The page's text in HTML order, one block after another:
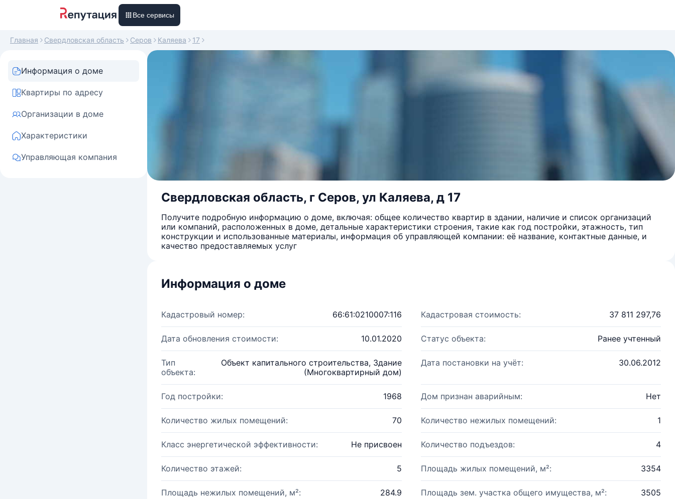
Все сервисы
Главная Свердловская область Серов Каляева 17
Информация о доме
Квартиры по адресу
Организации в доме
Характеристики
Управляющая компания
Свердловская область, г Серов, ул Каляева, д 17
Получите подробную информацию о доме, включая: общее количество квартир в здании, наличие и список организаций
или компаний, расположенных в доме, детальные характеристики строения, такие как год постройки, этажность, тип
конструкции и использованные материалы, информация об управляющей компании: её название, контактные данные, и
качество предоставляемых услуг
Информация о доме
Кадастровый номер: 66:61:0210007:116 Кадастровая стоимость: 37 811 297,76
Дата обновления стоимости: 10.01.2020 Статус объекта: Ранее учтенный
Тип
объекта:
Объект капитального строительства, Здание
(Многоквартирный дом)
Дата постановки на учёт: 30.06.2012
Год постройки: 1968 Дом признан аварийным: Нет
Количество жилых помещений: 70 Количество нежилых помещений: 1
Класс энергетической эффективности: Не присвоен Количество подъездов: 4
Количество этажей: 5 Площадь жилых помещений, м²: 3354
Площадь нежилых помещений, м²: 284.9 Площадь зем. участка общего имущества, м²: 3505